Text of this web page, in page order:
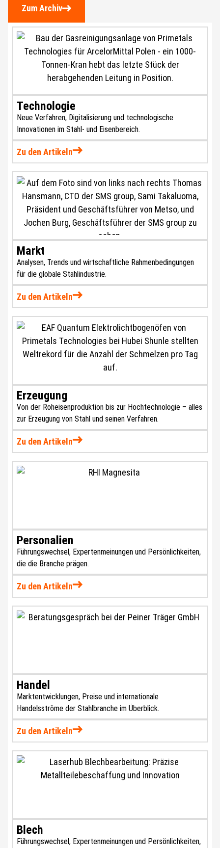
Zum Archiv
Technologie
Neue Verfahren, Digitalisierung und technologische
Innovationen im Stahl- und Eisenbereich.
Zu den Artikeln
Markt
Analysen, Trends und wirtschaftliche Rahmenbedingungen
für die globale Stahlindustrie.
Zu den Artikeln
Erzeugung
Von der Roheisenproduktion bis zur Hochtechnologie – alles
zur Erzeugung von Stahl und seinen Verfahren.
Zu den Artikeln
Personalien
Führungswechsel, Expertenmeinungen und Persönlichkeiten,
die die Branche prägen.
Zu den Artikeln
Handel
Marktentwicklungen, Preise und internationale
Handelsströme der Stahlbranche im Überblick.
Zu den Artikeln
Blech
Führungswechsel, Expertenmeinungen und Persönlichkeiten,